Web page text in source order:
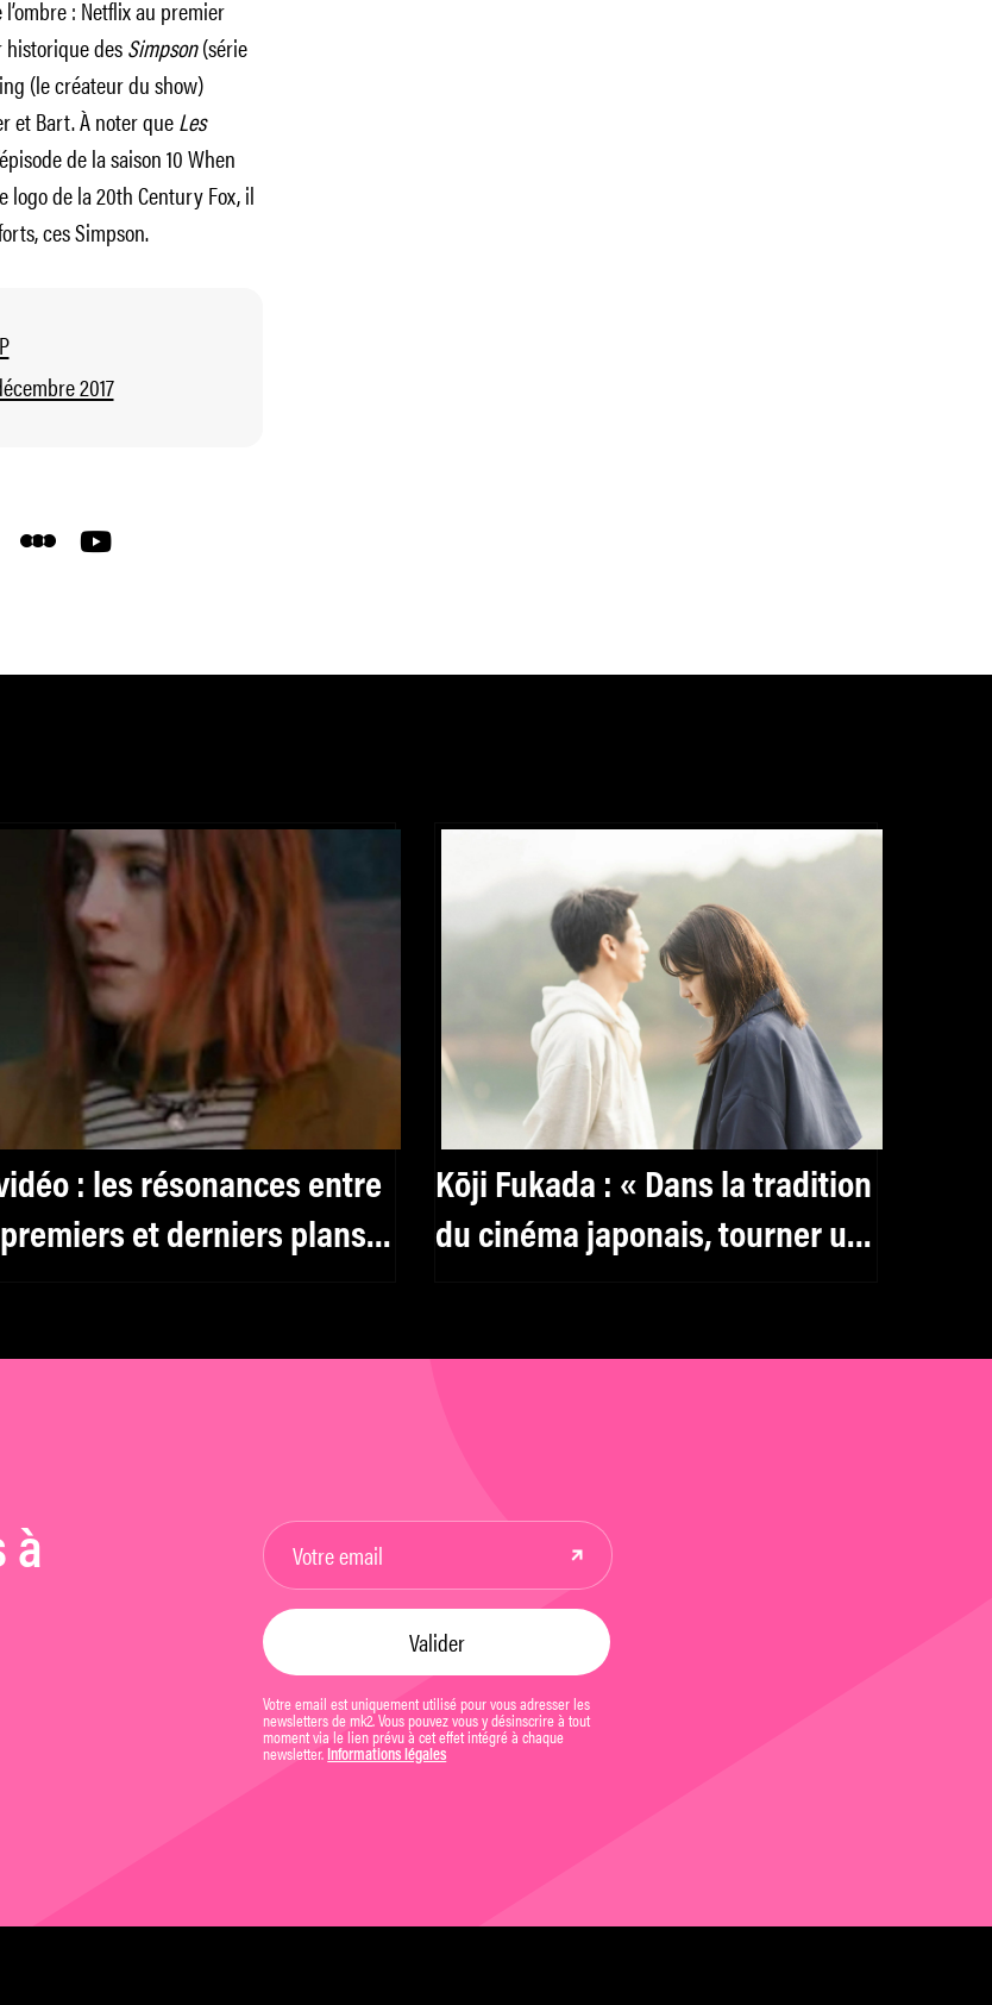
: Netflix au premier
historique desSimpson(série
(le créateur du show)
et Bart. À noter queLes
de la saison 10 When
logo de la 20th Century Fox, il
ces Simpson.
2017
: les résonances entre
et derniers plans
Kōji Fukada : « Dans la tradition
du cinéma japonais, tourner un
à
Votre email est uniquement utilisé pour vous adresser les
newsletters de mk2. Vous pouvez vous y désinscrire à tout
moment via le lien prévu à cet effet intégré à chaque
newsletter. Informations légales